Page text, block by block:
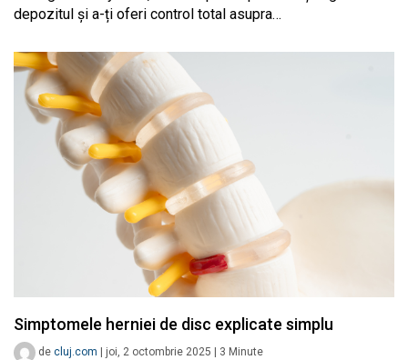
depozitul și a-ți oferi control total asupra…
Simptomele herniei de disc explicate simplu
de cluj.com joi, 2 octombrie 2025 3 Minute